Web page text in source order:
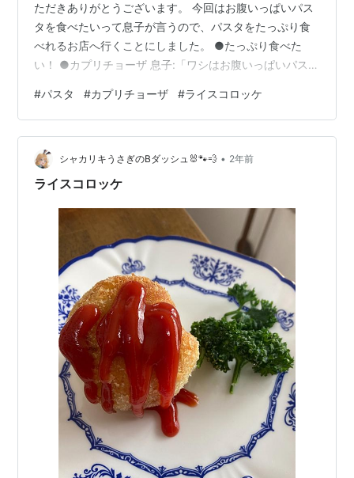
ただきありがとうございます。 今回はお腹いっぱいパス
タを食べたいって息子が言うので、パスタをたっぷり食
べれるお店へ行くことにしました。 ●たっぷり食べた
い！ ●カプリチョーザ 息子:「ワシはお腹いっぱいパスタ
やぁ」 ママ:「この前TVでカプリやっててさぁー行く
ぅ？」 僕:「わぁー！久しぶりにええねぇー行こうや！」
息子:「そこ、美味しいのぉー？」 僕:「アホ、めちゃく
ちゃ美味しいがなぁ〜」 ●ハウスワイン 息子:「何でそん
なん注文するん？」 僕:「イタリアン言うたらワインちゃ
#パスタ #カプリチョーザ #ライスコロッケ
シャカリキうさぎのBダッシュ🐰🐾💨 • 2年前
ライスコロッケ